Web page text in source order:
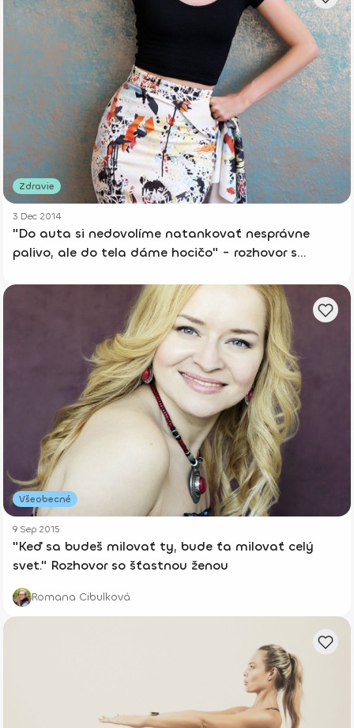
Zdravie
3 Dec 2014
"Do auta si nedovolíme natankovať nesprávne
palivo, ale do tela dáme hocičo" - rozhovor s
Všeobecné
9 Sep 2015
"Keď sa budeš milovať ty, bude ťa milovať celý
svet." Rozhovor so šťastnou ženou
Romana Cibulková